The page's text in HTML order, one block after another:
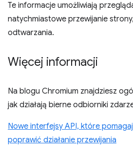
Te informacje umożliwiają
natychmiastowe przewijanie
odtwarzania.
Więcej informacji
Na blogu Chromium znajdziesz
jak działają bierne odbiorniki
Nowe interfejsy API, które
poprawić działanie przewijania